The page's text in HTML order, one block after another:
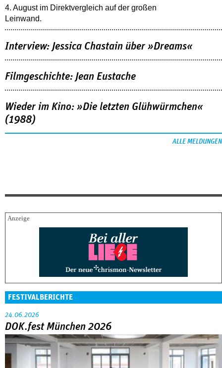
4. August im Direktvergleich auf der großen
Leinwand.
Interview: Jessica Chastain über »Dreams«
Filmgeschichte: Jean Eustache
Wieder im Kino: »Die letzten Glühwürmchen«
(1988)
ALLE MELDUNGEN
FESTIVALBERICHTE
24.06.2026
DOK.fest München 2026